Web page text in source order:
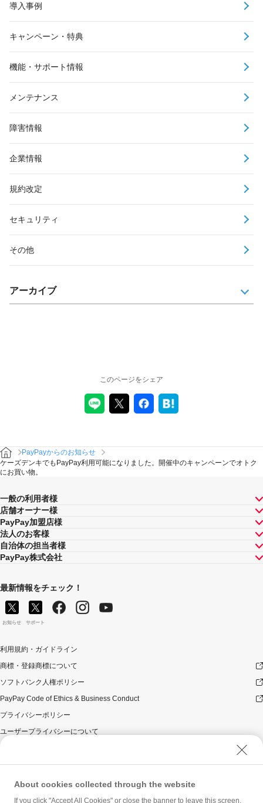
導入事例
キャンペーン・特典
機能・サポート情報
メンテナンス
障害情報
企業情報
規約改定
セキュリティ
その他
アーカイブ
このページをシェア
PayPayからのお知らせ
ケーズデンキでもPayPay利用可能になりました。開催中のキャンペーンでオトク
にお買い物。
一般の利用者様
店舗オーナー様
PayPay加盟店様
法人のお客様
自治体の担当者様
PayPay株式会社
最新情報をチェック！
お知らせ サポート
利用規約・ガイドライン
商標・登録商標について
ソフトバンク人権ポリシー
PayPay Code of Ethics & Business Conduct
プライバシーポリシー
ユーザープライバシーについて
ウェブサイト利用規約
反社会的勢力に対する方針
勧誘方針
About cookies collected through the website
If you click "Accept All Cookies" or close the banner to leave this screen,